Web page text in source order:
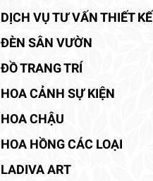
DỊCH VỤ TƯ VẤN THIẾT KẾ
ĐÈN SÂN VƯỜN
ĐỒ TRANG TRÍ
HOA CẢNH SỰ KIỆN
HOA CHẬU
HOA HỒNG CÁC LOẠI
LADIVA ART